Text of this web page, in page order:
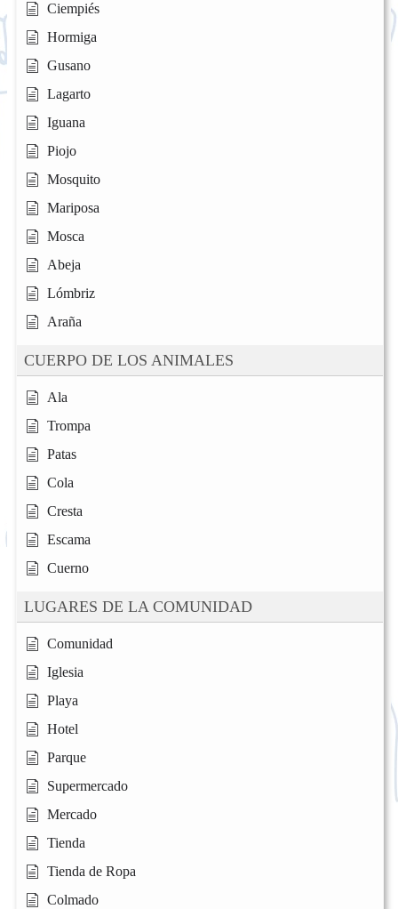
Ciempiés
Hormiga
Gusano
Lagarto
Iguana
Piojo
Mosquito
Mariposa
Mosca
Abeja
Lómbriz
Araña
CUERPO DE LOS ANIMALES
Ala
Trompa
Patas
Cola
Cresta
Escama
Cuerno
LUGARES DE LA COMUNIDAD
Comunidad
Iglesia
Playa
Hotel
Parque
Supermercado
Mercado
Tienda
Tienda de Ropa
Colmado